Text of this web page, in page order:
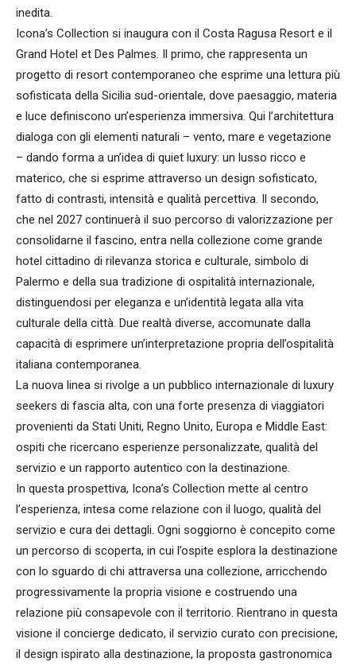
inedita.
Icona’s Collection si inaugura con il Costa Ragusa Resort e il
Grand Hotel et Des Palmes. Il primo, che rappresenta un
progetto di resort contemporaneo che esprime una lettura più
sofisticata della Sicilia sud-orientale, dove paesaggio, materia
e luce definiscono un’esperienza immersiva. Qui l’architettura
dialoga con gli elementi naturali – vento, mare e vegetazione
– dando forma a un’idea di quiet luxury: un lusso ricco e
materico, che si esprime attraverso un design sofisticato,
fatto di contrasti, intensità e qualità percettiva. Il secondo,
che nel 2027 continuerà il suo percorso di valorizzazione per
consolidarne il fascino, entra nella collezione come grande
hotel cittadino di rilevanza storica e culturale, simbolo di
Palermo e della sua tradizione di ospitalità internazionale,
distinguendosi per eleganza e un’identità legata alla vita
culturale della città. Due realtà diverse, accomunate dalla
capacità di esprimere un’interpretazione propria dell’ospitalità
italiana contemporanea.
La nuova linea si rivolge a un pubblico internazionale di luxury
seekers di fascia alta, con una forte presenza di viaggiatori
provenienti da Stati Uniti, Regno Unito, Europa e Middle East:
ospiti che ricercano esperienze personalizzate, qualità del
servizio e un rapporto autentico con la destinazione.
In questa prospettiva, Icona’s Collection mette al centro
l’esperienza, intesa come relazione con il luogo, qualità del
servizio e cura dei dettagli. Ogni soggiorno è concepito come
un percorso di scoperta, in cui l’ospite esplora la destinazione
con lo sguardo di chi attraversa una collezione, arricchendo
progressivamente la propria visione e costruendo una
relazione più consapevole con il territorio. Rientrano in questa
visione il concierge dedicato, il servizio curato con precisione,
il design ispirato alla destinazione, la proposta gastronomica